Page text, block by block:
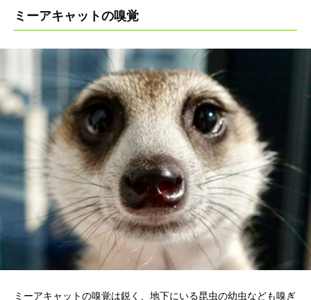
ミーアキャットの嗅覚
ミーアキャットの嗅覚は鋭く、地下にいる昆虫の幼虫なども嗅ぎ